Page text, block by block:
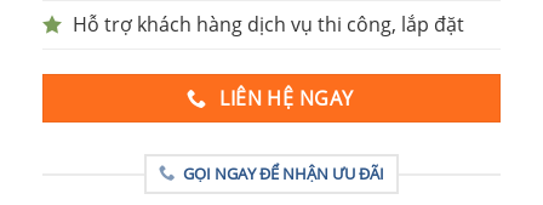
Hỗ trợ khách hàng dịch vụ thi công, lắp đặt
LIÊN HỆ NGAY
GỌI NGAY ĐỂ NHẬN ƯU ĐÃI